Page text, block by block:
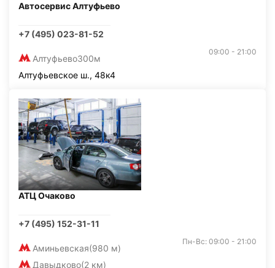
Автосервис Алтуфьево
+7 (495) 023-81-52
Алтуфьево300м
09:00 - 21:00
Алтуфьевское ш., 48к4
АТЦ Очаково
+7 (495) 152-31-11
Аминьевская(980 м)
Давыдково(2 км)
Пн-Вс: 09:00 - 21:00